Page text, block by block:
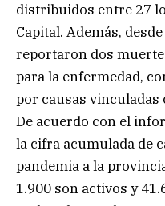
distribuidos entre 27
Capital. Además,
reportaron dos
para la enfermedad,
por causas vinculadas
De acuerdo con el
la cifra acumulada de
pandemia a la
1.900 son activos y